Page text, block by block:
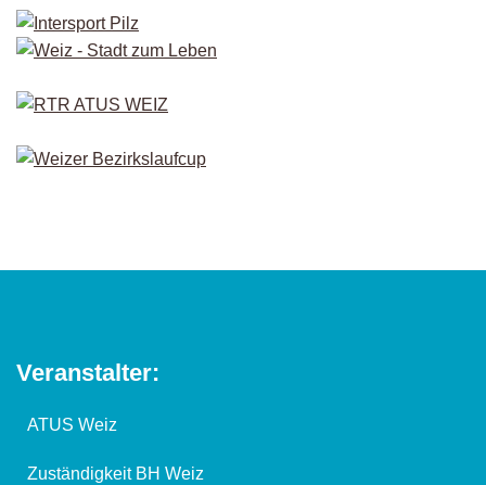
Veranstalter:
ATUS Weiz
Zuständigkeit BH Weiz